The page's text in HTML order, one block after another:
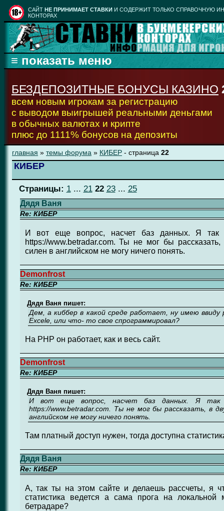
CАЙТ НЕ ПРИНИМАЕТ СТАВКИ И СОДЕРЖИТ ТОЛЬКО СПРАВОЧНУЮ
КОНТОРАХ
БЕЗДЕПОЗИТНЫЕ БОНУСЫ КАЗИНО
всем новым игрокам за регистрацию
с выводом выигрышей реальными деньгами
в обычных валютах и крипте
плюс до 1111% бонусов на депозиты
главная » темы форума » КИБЕР - страница 22
КИБЕР
Страницы: 1... 21 22 23... 25
Дядя Ваня
Re: КИБЕР
И вот еще вопрос, насчет баз данных. Я
https://www.betradar.com. Ты не мог бы
силен в английском не могу ничего понять.
Demonfrost
Re: КИБЕР
Дядя Ваня пишет:
Дем, а киббер в какой среде работает, ну имею ввиду
Excele, или что- то свое спрограммировал?
На PHP он работает, как и весь сайт.
Demonfrost
Re: КИБЕР
Дядя Ваня пишет:
И вот еще вопрос, насчет баз данных. Я так
https://www.betradar.com. Ты не мог бы рассказать, в
английском не могу ничего понять.
Там платный доступ нужен, тогда доступна
Дядя Ваня
Re: КИБЕР
А, так ты на этом сайте и делаешь рассчеты, я
статистика ведется а сама прога на
бетрадаре?